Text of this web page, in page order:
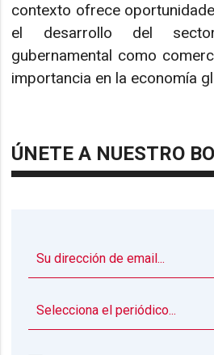
contexto ofrece
el desarrollo del
gubernamental como
importancia en la economía
ÚNETE A NUESTRO